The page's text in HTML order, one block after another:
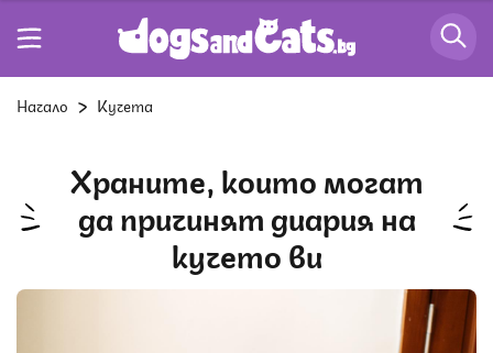
Начало Кучета
Храните, които могат
да причинят диария на
кучето ви